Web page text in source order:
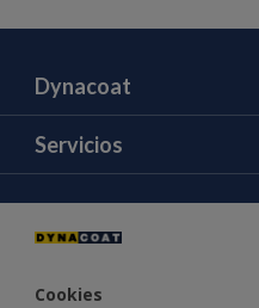
Dynacoat
Acerca de nosotros
Contacto
Servicios
Cookies